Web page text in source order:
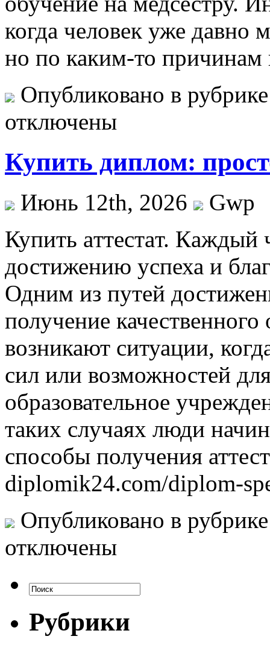
когда человек уже давно
но по каким-то
Опубликовано в
отключены
Купить диплом:
Июнь 12th, 2026
Gwp
Купить aттeстaт. Кaждый
достижению успеха и
Одним из путей
получение
возникают ситуации,
сил или возможностей
образовательное
таких случаях люди
способы получения
diplomik24.com/diplom-
Опубликовано в
отключены
Рубрики